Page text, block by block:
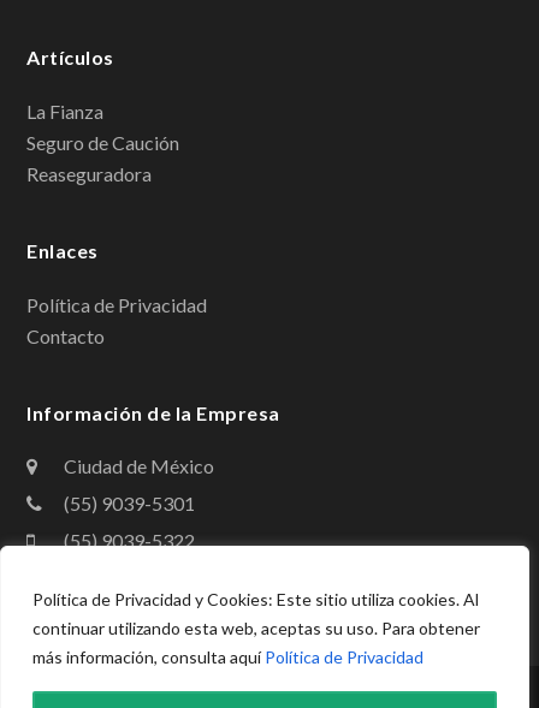
Política de Privacidad y Cookies: Este sitio utiliza cookies. Al
continuar utilizando esta web, aceptas su uso. Para obtener
más información, consulta aquíPolítica de Privacidad
b
o
o
e
d
I
Artículos
La Fianza
Seguro de Caución
Reaseguradora
Enlaces
Política de Privacidad
Contacto
Información de la Empresa
Ciudad de México
(55) 9039-5301
(55) 9039-5322